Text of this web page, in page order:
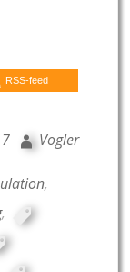
RSS-feed
Vogler
,
,